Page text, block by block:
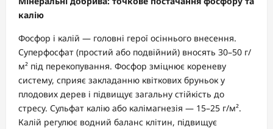
калію
Фосфор і калій — головні герої осіннього внесення.
Суперфосфат (простий або подвійний) вносять 30–50 г/
м² під перекопування. Фосфор зміцнює кореневу
систему, сприяє закладанню квіткових бруньок у
плодових дерев і підвищує загальну стійкість до
стресу. Сульфат калію або калімагнезія — 15–25 г/м².
Калій регулює водний баланс клітин, підвищує